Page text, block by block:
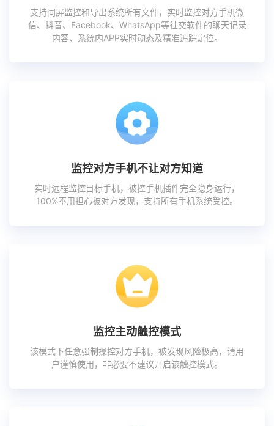
支持同屏监控和导出系统所有文件，实时监控对方手机微
信、抖音、Facebook、WhatsApp等社交软件的聊天记录
内容、系统内APP实时动态及精准追踪定位。
监控对方手机不让对方知道
实时远程监控目标手机，被控手机插件完全隐身运行，
100%不用担心被对方发现，支持所有手机系统受控。
监控主动触控模式
该模式下任意强制操控对方手机，被发现风险极高，请用
户谨慎使用，非必要不建议开启该触控模式。